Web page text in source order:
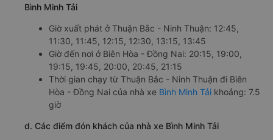
Bình Minh Tải
Giờ xuất phát ở Thuận Bắc - Ninh Thuận: 12:45,
11:30, 11:45, 12:15, 12:30, 13:15, 13:45
Giờ đến nơi ở Biên Hòa - Đồng Nai: 20:15, 19:00,
19:15, 19:45, 20:00, 20:45, 21:15
Thời gian chạy từ Thuận Bắc - Ninh Thuận đi Biên
Hòa - Đồng Nai của nhà xe Bình Minh Tải khoảng: 7.5
giờ
d. Các điểm đón khách của nhà xe Bình Minh Tải